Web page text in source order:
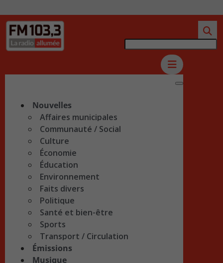
Nouvelles
Affaires municipales
Communauté / Social
Culture
Économie
Éducation
Environnement
Faits divers
Politique
Santé et bien-être
Sports
Transport / Circulation
Émissions
Musique